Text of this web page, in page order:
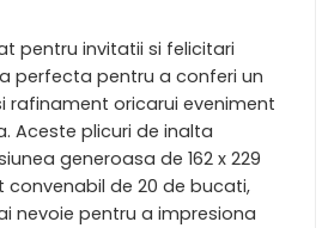
pentru invitatii si felicitari
perfecta pentru a conferi un
rafinament oricarui eveniment
Aceste plicuri de inalta
generoasa de 162 x 229
convenabil de 20 de bucati,
nevoie pentru a impresiona